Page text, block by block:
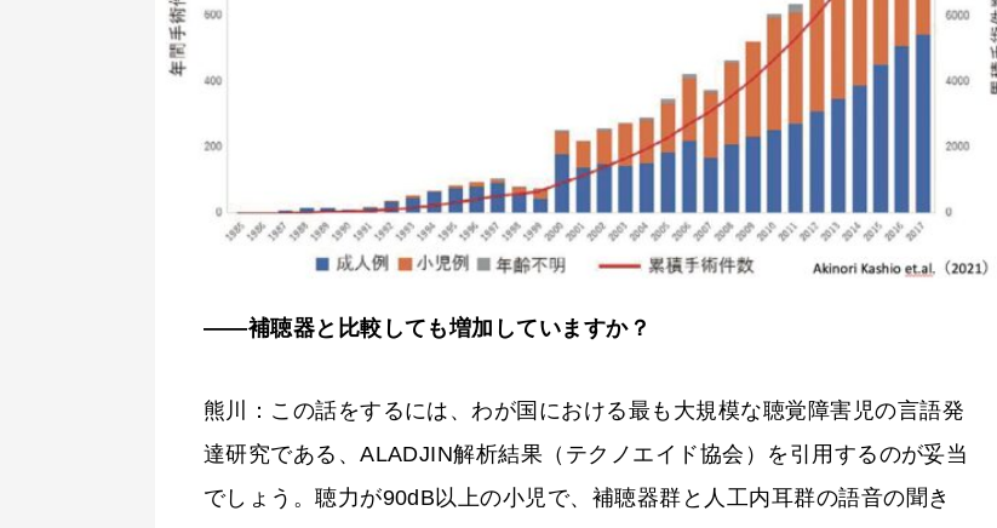
――補聴器と比較しても増加していますか？
熊川：この話をするには、わが国における最も大規模な聴覚障害児の言語発
達研究である、ALADJIN解析結果（テクノエイド協会）を引用するのが妥当
でしょう。聴力が90dB以上の小児で、補聴器群と人工内耳群の語音の聞き